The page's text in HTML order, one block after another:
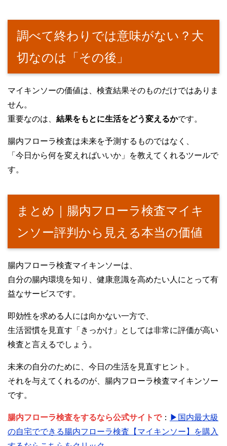
調べて終わりでは意味がない？大
切なのは「その後」
マイキンソーの価値は、検査結果そのものだけではありま
せん。
重要なのは、 結果をもとに生活をどう変えるかです。
腸内フローラ検査は未来を予測するものではなく、
「今日から何を変えればいいか」を教えてくれるツールで
す。
まとめ｜腸内フローラ検査マイキ
ンソー評判から見える本当の価値
腸内フローラ検査マイキンソーは、
自分の腸内環境を知り、健康意識を高めたい人にとって有
益なサービスです。
即効性を求める人には向かない一方で、
生活習慣を見直す「きっかけ」としては非常に評価が高い
検査と言えるでしょう。
未来の自分のために、今日の生活を見直すヒント。
それを与えてくれるのが、腸内フローラ検査マイキンソー
です。
腸内フローラ検査をするなら公式サイトで： ▶国内最大級
の自宅でできる腸内フローラ検査【マイキンソー】を購入